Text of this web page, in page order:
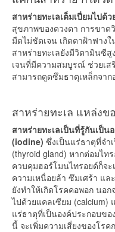
สาหร่ายทะเลเต็มเปี่ยมไปด้
สุขภาพของดวงตา การขาด
มืดไม่ชัดเจน เกิดตาฝ้าฟาง
สาหร่ายทะเลยังมีวิตามินซีสู
เจนที่มีความสมบูรณ์ ช่วยเส
สามารถดูดซึมธาตุเหล็กจา
สาหร่ายทะเล แหล่งข
สาหร่ายทะเลเป็นที่รู้กันเป็น
(iodine) ซึ่งเป็นแร่ธาตุที่จำ
(thyroid gland) หากต่อมไ
ควบคุมฮอร์โมนไทรอยด์ก็จ
ความเหนื่อยล้า ซึมเศร้า แ
ยังทำให้เกิดโรคคอพอก นอ
ไปด้วยแคลเซียม (calcium)
แร่ธาตุที่เป็นองค์ประกอบข
นี้ จะเพิ่มความเสี่ยงของโร